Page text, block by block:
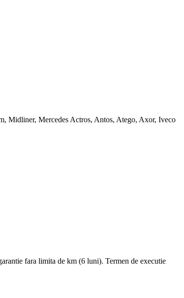
Midliner, Mercedes Actros, Antos, Atego, Axor, Iveco
fara limita de km (6 luni). Termen de executie